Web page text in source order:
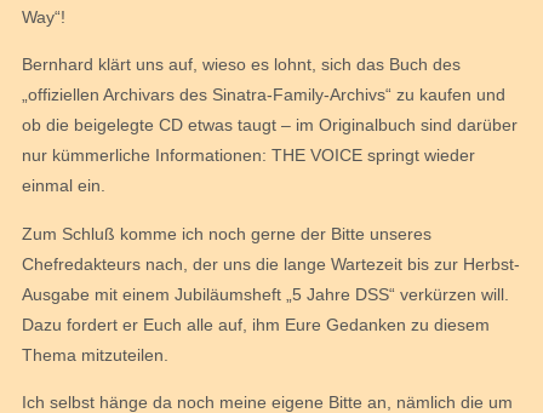
Way“!
Bernhard klärt uns auf, wieso es lohnt, sich das Buch des
„offiziellen Archivars des Sinatra-Family-Archivs“ zu kaufen und
ob die beigelegte CD etwas taugt – im Originalbuch sind darüber
nur kümmerliche Informationen: THE VOICE springt wieder
einmal ein.
Zum Schluß komme ich noch gerne der Bitte unseres
Chefredakteurs nach, der uns die lange Wartezeit bis zur Herbst-
Ausgabe mit einem Jubiläumsheft „5 Jahre DSS“ verkürzen will.
Dazu fordert er Euch alle auf, ihm Eure Gedanken zu diesem
Thema mitzuteilen.
Ich selbst hänge da noch meine eigene Bitte an, nämlich die um